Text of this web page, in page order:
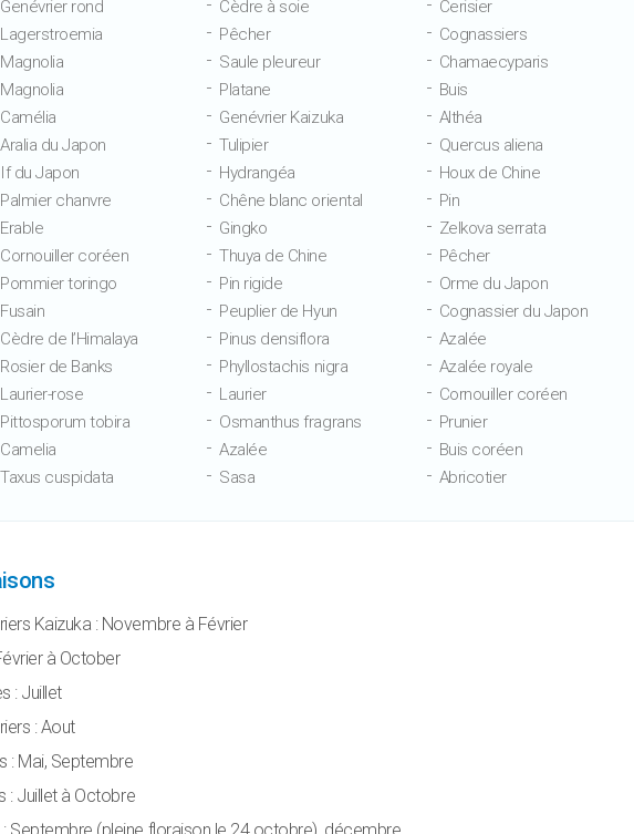
Genévrier rond
Cèdre à soie Cerisier
Lagerstroemia
Pêcher Cognassiers
Magnolia
Saule pleureur Chamaecyparis
Magnolia
Platane Buis
Camélia
Genévrier Kaizuka Althéa
Aralia du Japon
Tulipier Quercus aliena
If du Japon
Hydrangéa Houx de Chine
Palmier chanvre
Chêne blanc oriental Pin
Erable
Gingko Zelkova serrata
Cornouiller coréen
Thuya de Chine Pêcher
Pommier toringo
Pin rigide Orme du Japon
Fusain
Peuplier de Hyun Cognassier du Japon
Cèdre de l’Himalaya
Pinus densiflora Azalée
Rosier de Banks
Phyllostachis nigra Azalée royale
Laurier-rose
Laurier Cornouiller coréen
Pittosporum tobira
Osmanthus fragrans Prunier
Camelia
Azalée Buis coréen
Taxus cuspidata
Sasa Abricotier
Kaizuka : Novembre à Février
à October
: Juillet
: Aout
: Mai, Septembre
: Juillet à Octobre